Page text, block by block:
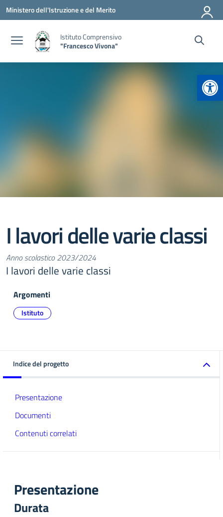
Vai ai contenuti
Vai al menu di navigazione
Vai al footer
Ministero dell'Istruzione e del Merito
Istituto Comprensivo
"Francesco Vivona"
I lavori delle varie classi
Anno scolastico 2023/2024
I lavori delle varie classi
Argomenti
Istituto
Indice del progetto
Presentazione
Documenti
Contenuti correlati
Presentazione
Durata